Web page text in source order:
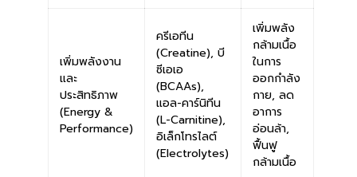
เพิ่มพลังงาน
และ
ประสิทธิภาพ
(Energy &
Performance)
ครีเอทีน
(Creatine), บี
ซีเอเอ
(BCAAs),
แอล-คาร์นิทีน
(L-Carnitine),
อิเล็กโทรไลต์
(Electrolytes)
เพิ่มพลัง
กล้ามเนื้อ
ในการ
ออกกำลัง
กาย, ลด
อาการ
อ่อนล้า,
ฟื้นฟู
กล้ามเนื้อ